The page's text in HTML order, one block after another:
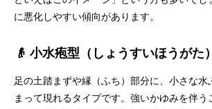
に悪化しやすい傾向があります。
👴 小水疱型（しょうすいほうがた）
足の土踏まずや縁（ふち）部分に、小さな水
まって現れるタイプです。強いかゆみを伴